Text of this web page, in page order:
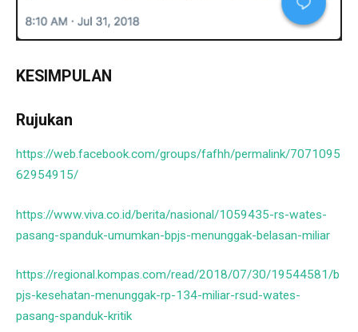
KESIMPULAN
Rujukan
https://web.facebook.com/groups/fafhh/permalink/7071095
62954915/
https://www.viva.co.id/berita/nasional/1059435-rs-wates-
pasang-spanduk-umumkan-bpjs-menunggak-belasan-miliar
https://regional.kompas.com/read/2018/07/30/19544581/b
pjs-kesehatan-menunggak-rp-134-miliar-rsud-wates-
pasang-spanduk-kritik